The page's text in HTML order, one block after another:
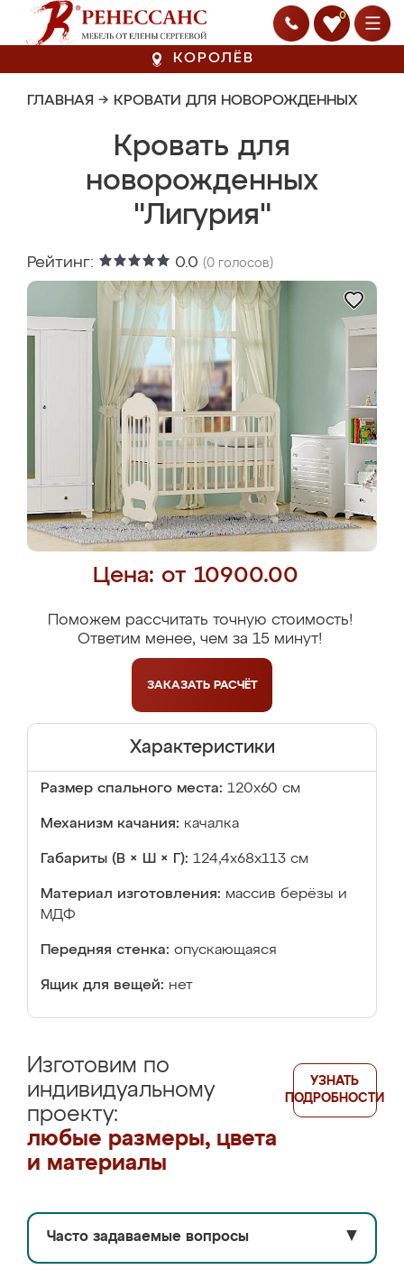
0
КОРОЛЁВ
ГЛАВНАЯ → КРОВАТИ ДЛЯ НОВОРОЖДЕННЫХ
Кровать для
новорожденных
"Лигурия"
Рейтинг: 0.0 (0 голосов)
Цена: от 10900.00
Поможем рассчитать точную стоимость!
Ответим менее, чем за 15 минут!
ЗАКАЗАТЬ РАСЧЁТ
Характеристики
Размер спального места: 120х60 см
Механизм качания: качалка
Габариты (В × Ш × Г): 124,4х68х113 см
Материал изготовления: массив берёзы и
МДФ
Передняя стенка: опускающаяся
Ящик для вещей: нет
Изготовим по
индивидуальному
проекту:
любые размеры, цвета
и материалы
УЗНАТЬ
ПОДРОБНОСТИ
Часто задаваемые вопросы ▼